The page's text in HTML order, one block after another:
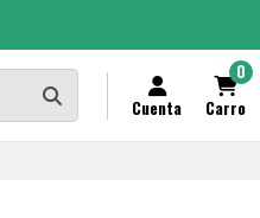
Cuenta
0
Carro